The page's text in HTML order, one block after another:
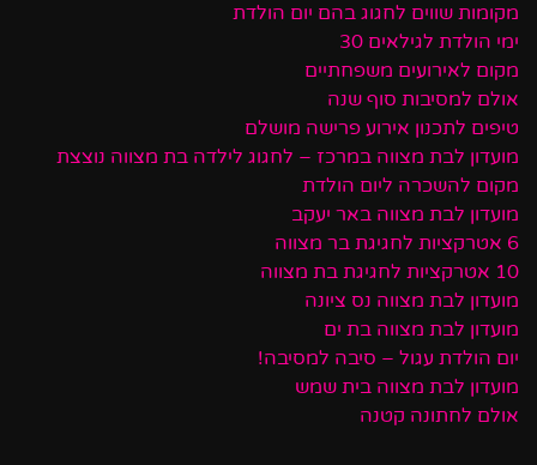
מקומות שווים לחגוג בהם יום הולדת
ימי הולדת לגילאים 30
מקום לאירועים משפחתיים
אולם למסיבות סוף שנה
טיפים לתכנון אירוע פרישה מושלם
מועדון לבת מצווה במרכז – לחגוג לילדה בת מצווה נוצצת
מקום להשכרה ליום הולדת
מועדון לבת מצווה באר יעקב
6 אטרקציות לחגיגת בר מצווה
10 אטרקציות לחגיגת בת מצווה
מועדון לבת מצווה נס ציונה
מועדון לבת מצווה בת ים
יום הולדת עגול – סיבה למסיבה!
מועדון לבת מצווה בית שמש
אולם לחתונה קטנה